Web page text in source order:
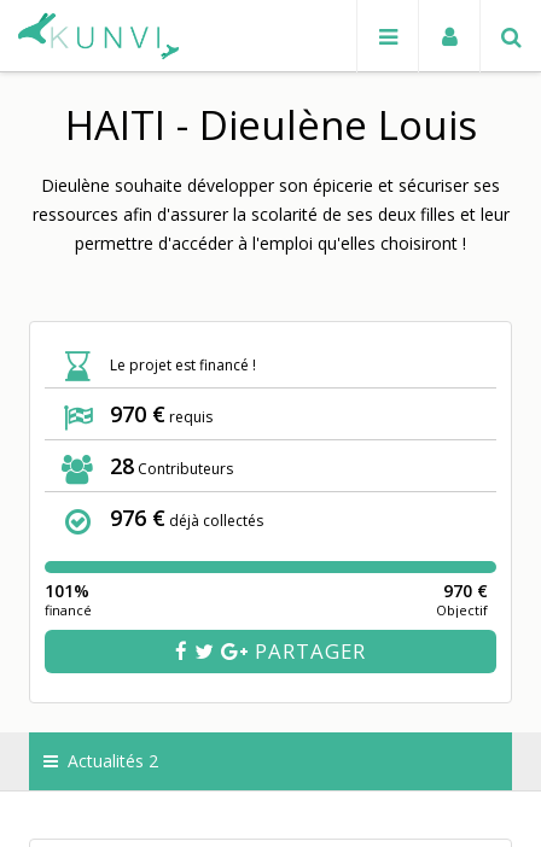
HAITI - Dieulène Louis
Dieulène souhaite développer son épicerie et sécuriser ses
ressources afin d'assurer la scolarité de ses deux filles et leur
permettre d'accéder à l'emploi qu'elles choisiront !
Le projet est financé !
970 €requis
28 Contributeurs
976 € déjà collectés
101%
financé
970 €
Objectif
PARTAGER
Actualités 2